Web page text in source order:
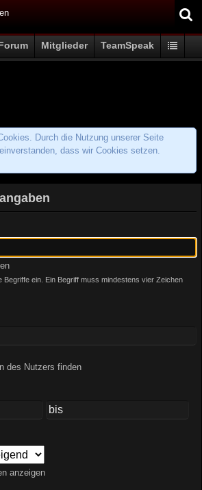
Mitglieder TeamSpeak
Durch die Nutzung unserer Seite
dass wir Cookies setzen.
Begriffe ein. Ein Begriff muss mindestens vier Zeichen
des Nutzers finden
anzeigen